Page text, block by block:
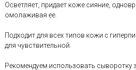
Осветляет, придает коже сияние,
омолаживая ее.
Подходит для всех типов кожи с
для чувствительной.
Рекомендуем использовать сыворотку